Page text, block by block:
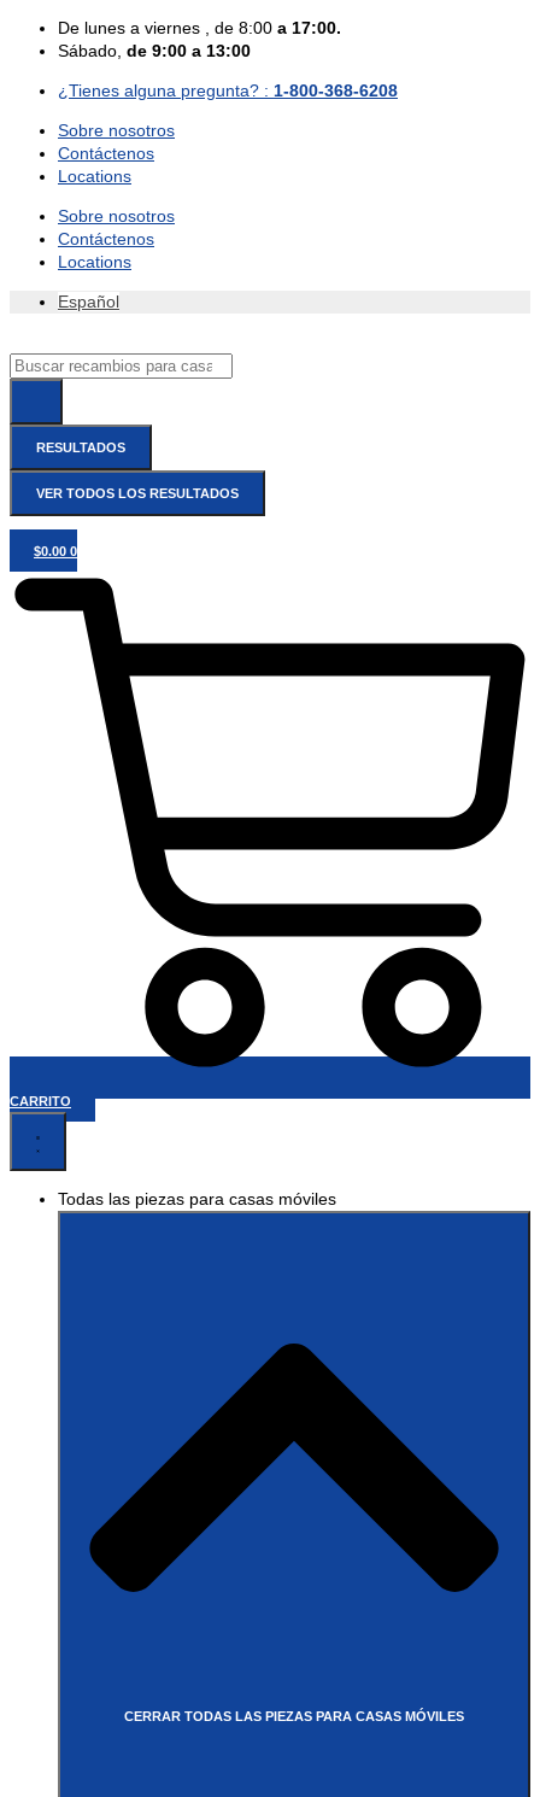
Skip
De lunes a viernes , de 8:00 a 17:00.
Sábado de 9:00 a 13:00
¿Tienes alguna pregunta? : 1-800-368-6208
Sobre nosotros
Contáctenos
Locations
Sobre nosotros
Contáctenos
Locations
Español
Search
...
RESULTADOS
VER TODOS LOS RESULTADOS
$0.00 0
CARRITO
Todas las piezas para casas móviles
CERRAR TODAS LAS PIEZAS PARA CASAS MÓVILES